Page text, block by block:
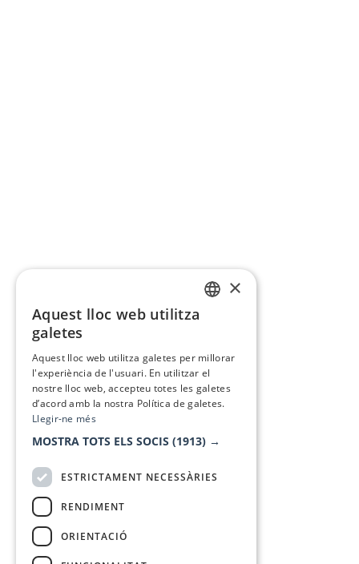
×
Aquest lloc web utilitza
galetes
Aquest lloc web utilitza galetes per millorar
l'experiència de l'usuari. En utilitzar el
nostre lloc web, accepteu totes les galetes
d’acord amb la nostra Política de galetes.
Llegir-ne més
MOSTRA TOTS ELS SOCIS (1913) →
ESTRICTAMENT NECESSÀRIES
RENDIMENT
ORIENTACIÓ